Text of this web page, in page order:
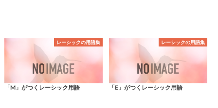
レーシックの用語集
「M」がつくレーシック用語
レーシックの用語集
「E」がつくレーシック用語